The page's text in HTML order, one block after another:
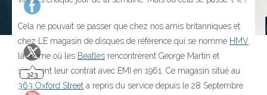
Cela ne pouvait se passer que chez nos amis britanniques et
chez LE magasin de disques de référence qui se nomme HMV
là même où les Beatles rencontrèrent George Martin et
signèrent leur contrat avec EMI en 1961. Ce magasin situé au
363 Oxford Street a repris du service depuis le 28 Septembre